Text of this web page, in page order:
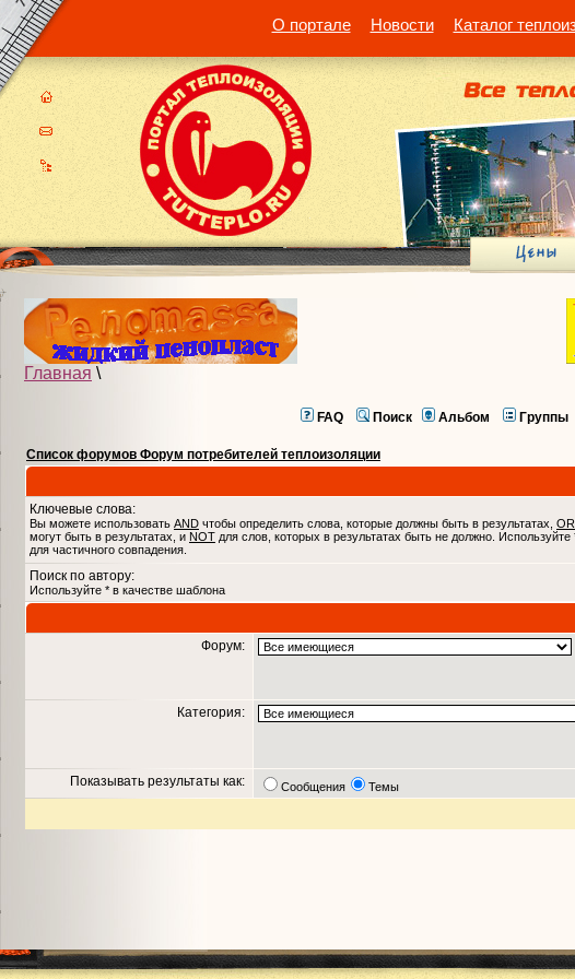
О портале Новости Каталог
Главная \
FAQ Поиск Альбом Группы
Список форумов Форум потребителей теплоизоляции
Ключевые слова:
Вы можете использовать AND чтобы определить слова, которые должны быть в результатах, OR
могут быть в результатах, и NOT для слов, которых в результатах быть не должно.
для частичного совпадения.
Поиск по автору:
Используйте * в качестве шаблона
Форум:
Категория:
Показывать результаты как: Сообщения Темы